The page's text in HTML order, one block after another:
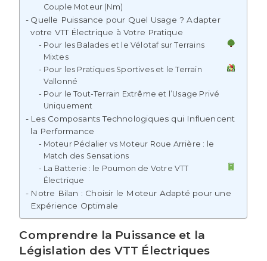
Couple Moteur (Nm)
Quelle Puissance pour Quel Usage ? Adapter
votre VTT Électrique à Votre Pratique
Pour les Balades et le Vélotaf sur Terrains
Mixtes
Pour les Pratiques Sportives et le Terrain
Vallonné
Pour le Tout-Terrain Extrême et l’Usage Privé
Uniquement
Les Composants Technologiques qui Influencent
la Performance
Moteur Pédalier vs Moteur Roue Arrière : le
Match des Sensations
La Batterie : le Poumon de Votre VTT
Électrique
Notre Bilan : Choisir le Moteur Adapté pour une
Expérience Optimale
Comprendre la Puissance et la
Législation des VTT Électriques